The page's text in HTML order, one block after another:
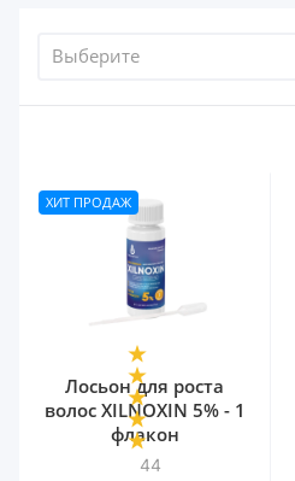
Выберите
ХИТ ПРОДАЖ
44
Лосьон для роста
волос XILNOXIN 5% - 1
флакон